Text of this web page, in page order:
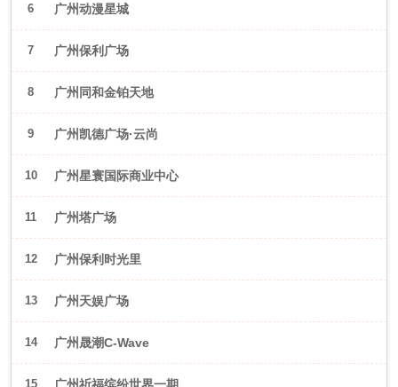
6 广州动漫星城
7 广州保利广场
8 广州同和金铂天地
9 广州凯德广场·云尚
10 广州星寰国际商业中心
11 广州塔广场
12 广州保利时光里
13 广州天娱广场
14 广州晟潮C-Wave
15